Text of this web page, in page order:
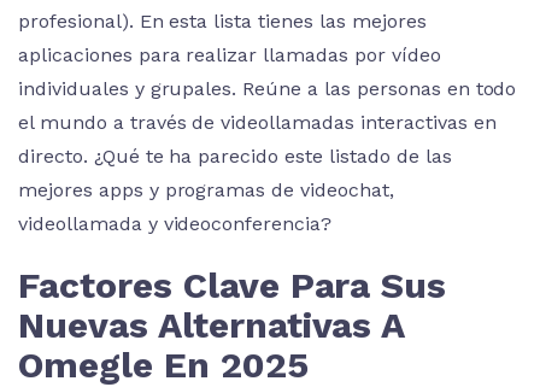
profesional). En esta lista tienes las mejores
aplicaciones para realizar llamadas por vídeo
individuales y grupales. Reúne a las personas en todo
el mundo a través de videollamadas interactivas en
directo. ¿Qué te ha parecido este listado de las
mejores apps y programas de videochat,
videollamada y videoconferencia?
Factores Clave Para Sus
Nuevas Alternativas A
Omegle En 2025